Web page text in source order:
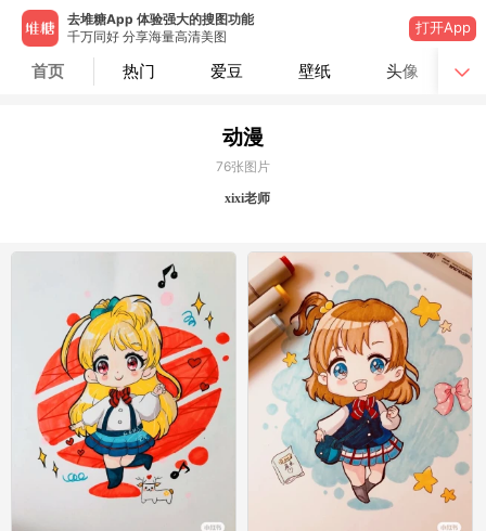
去堆糖App 体验强大的搜图功能
千万同好 分享海量高清美图
打开App
首页 热门 爱豆 壁纸 头像
动漫
76张图片
xixi老师